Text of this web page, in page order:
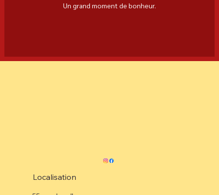
Un grand moment de bonheur.
Localisation